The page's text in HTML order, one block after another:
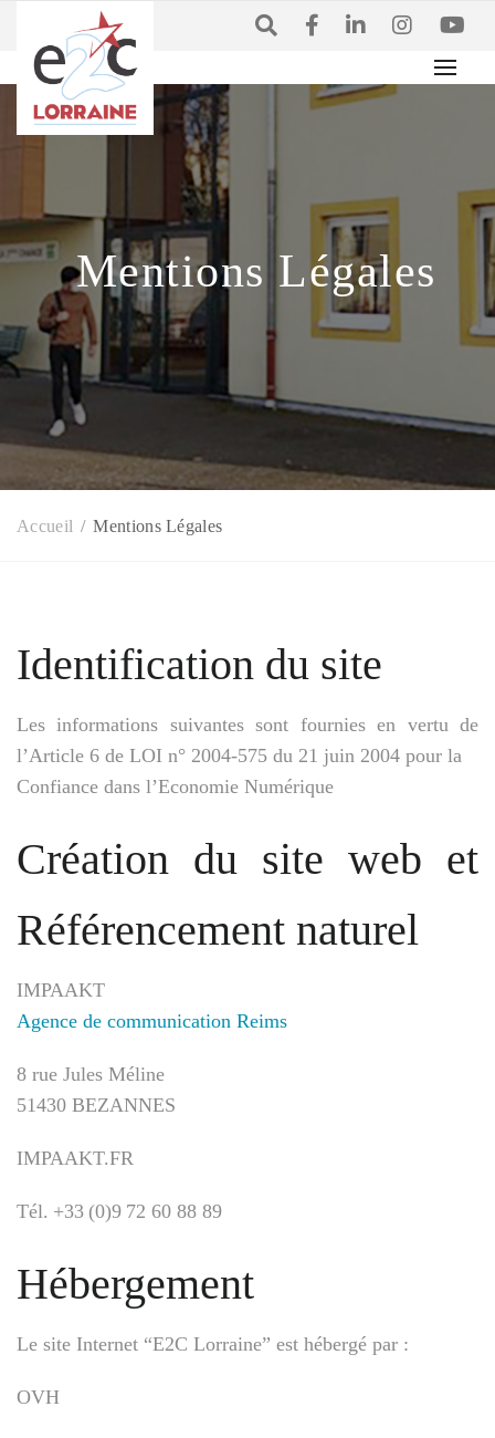
Accueil Mentions Légales
Mentions Légales
Identification du site
Les informations suivantes sont fournies en vertu de
l’Article 6 de LOI n° 2004-575 du 21 juin 2004 pour la
Confiance dans l’Economie Numérique
Création du site web et
Référencement naturel
IMPAAKT
Agence de communication Reims
8 rue Jules Méline
51430 BEZANNES
IMPAAKT.FR
Tél. +33 (0)9 72 60 88 89
Hébergement
Le site Internet “E2C Lorraine” est hébergé par :
OVH